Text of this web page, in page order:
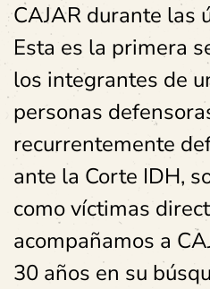
CAJAR durante las
Esta es la primera
los integrantes de
personas
recurrentemente
ante la Corte IDH,
como víctimas
acompañamos a
30 años en su